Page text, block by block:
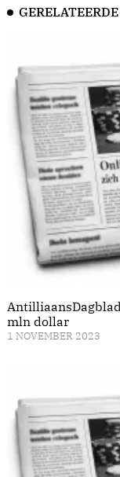
mln dollar
1 NOVEMBER 2023